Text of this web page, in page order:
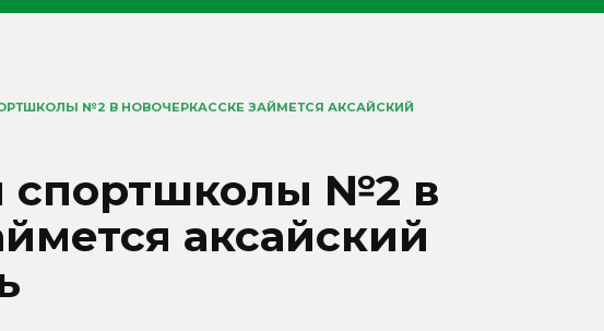
№2 В НОВОЧЕРКАССКЕ ЗАЙМЕТСЯ АКСАЙСКИЙ
спортшколы №2 в
аксайский